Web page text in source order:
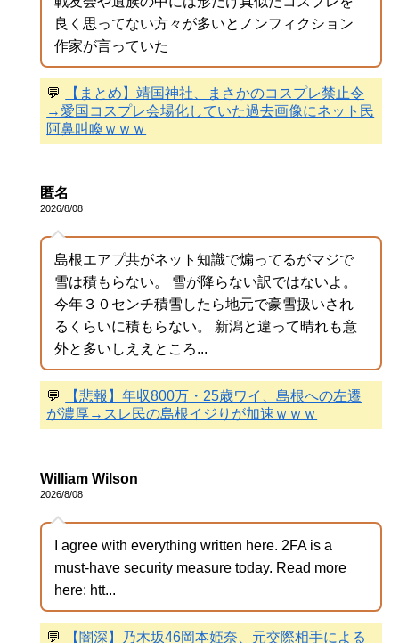
良く思ってない方々が多いとノンフィクション
作家が言っていた
💬
【まとめ】靖国神社、まさかのコスプレ禁止令
→愛国コスプレ会場化していた過去画像にネット民
阿鼻叫喚ｗｗｗ
匿名
2026/8/08
島根エアプ共がネット知識で煽ってるがマジで
雪は積もらない。 雪が降らない訳ではないよ。
今年３０センチ積雪したら地元で豪雪扱いされ
るくらいに積もらない。 新潟と違って晴れも意
外と多いしええところ...
💬
【悲報】年収800万・25歳ワイ、島根への左遷
が濃厚→スレ民の島根イジりが加速ｗｗｗ
William Wilson
2026/8/08
I agree with everything written here. 2FA is a
must-have security measure today. Read more
here: htt...
💬 【闇深】乃木坂46岡本姫奈、元交際相手による